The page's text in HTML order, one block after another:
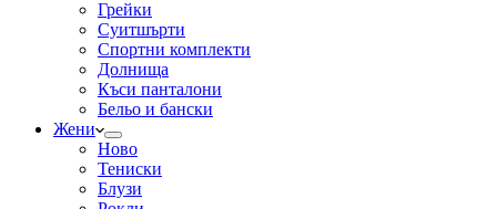
Грейки
Суитшърти
Спортни комплекти
Долнища
Къси панталони
Бельо и бански
Жени
Ново
Тениски
Блузи